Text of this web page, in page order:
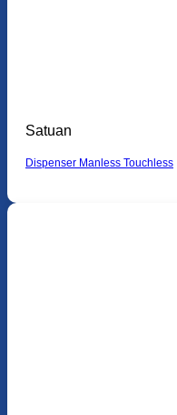
Satuan
Dispenser Manless Touchless